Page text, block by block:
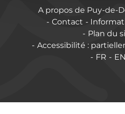
A propos de Puy-de-
Contact
Plan du
Accessibilité :
FR
EN